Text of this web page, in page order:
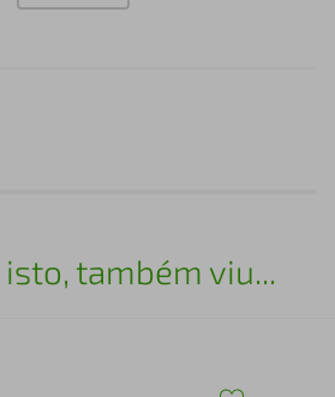
também viu...